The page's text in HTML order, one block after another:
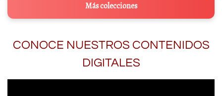
Más colecciones
CONOCE NUESTROS CONTENIDOS
DIGITALES